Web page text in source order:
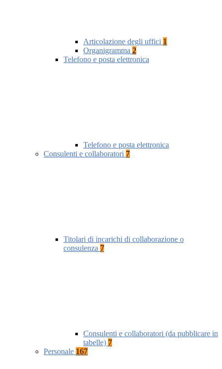
Articolazione degli uffici 1
Organigramma 2
Telefono e posta elettronica
Telefono e posta elettronica
Consulenti e collaboratori 7
Titolari di incarichi di collaborazione o
consulenza 7
Consulenti e collaboratori (da pubblicare in
tabelle) 7
Personale 167